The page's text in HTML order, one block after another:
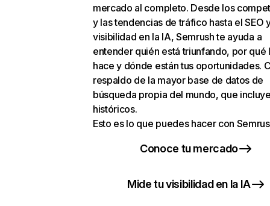
mercado al completo. Desde los
y las tendencias de tráfico hasta el SEO
visibilidad en la IA, Semrush te ayuda a
entender quién está triunfando, por qué
hace y dónde están tus oportunidades.
respaldo de la mayor base de datos de
búsqueda propia del mundo, que
históricos.
Esto es lo que puedes hacer con
Conoce tu mercado
Mide tu visibilidad en la IA